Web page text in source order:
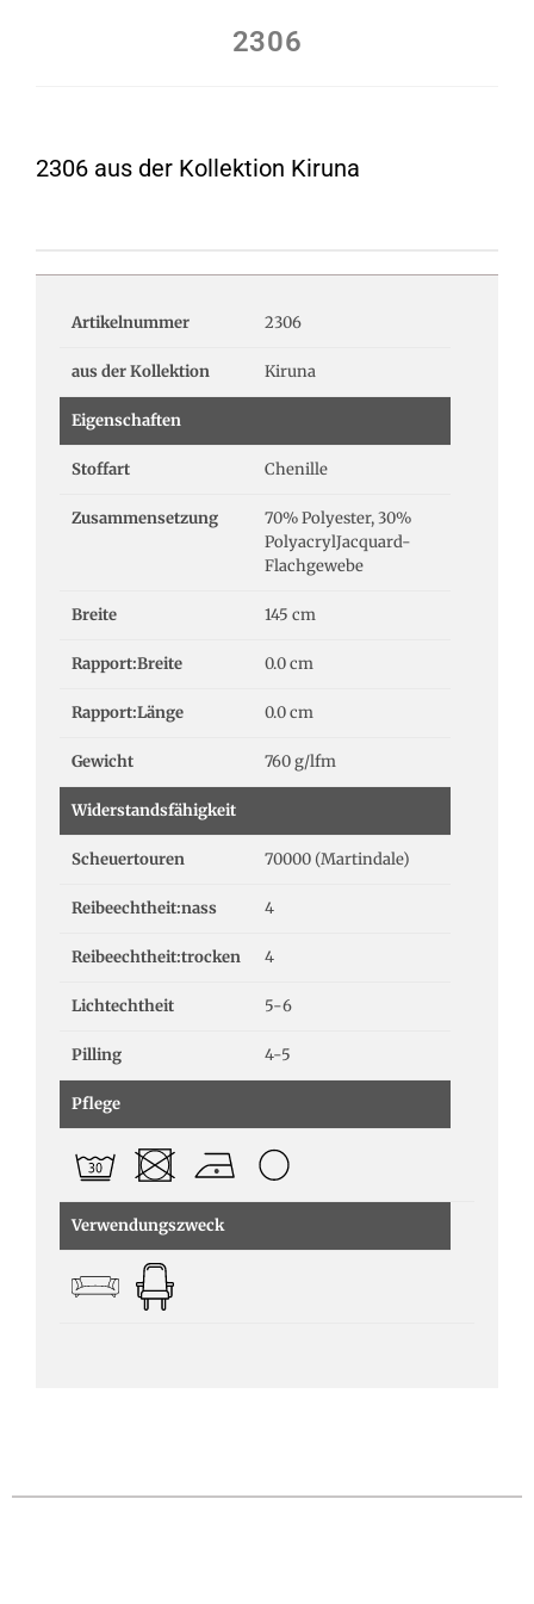
2306
2306 aus der Kollektion Kiruna
Artikelnummer 2306
aus der Kollektion Kiruna
Eigenschaften
Stoffart Chenille
Zusammensetzung
70% Polyester, 30%
PolyacrylJacquard-
Flachgewebe
Breite 145 cm
Rapport:Breite 0.0 cm
Rapport:Länge 0.0 cm
Gewicht 760 g/lfm
Widerstandsfähigkeit
Scheuertouren 70000 (Martindale)
Reibeechtheit:nass 4
Reibeechtheit:trocken 4
Lichtechtheit 5-6
Pilling 4-5
Pflege
Verwendungszweck